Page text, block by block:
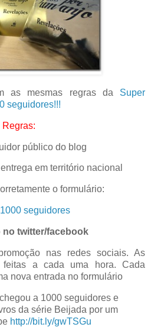
as mesmas regras da Super
seguidores!!!
Regras:
público do blog
em território nacional
o formulário:
seguidores
no twitter/facebook
nas redes sociais. As
feitas a cada uma hora. Cada
nova entrada no formulário
a 1000 seguidores e
da série Beijada por um
http://bit.ly/gwTSGu